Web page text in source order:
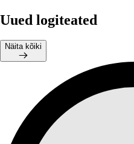
Uued logiteated
Näita kõiki